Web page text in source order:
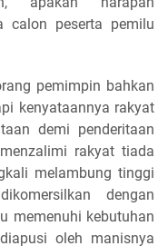
calon peserta pemilu
pemimpin bahkan
kenyataannya rakyat
demi penderitaan
rakyat tiada
melambung tinggi
dengan
memenuhi kebutuhan
oleh manisnya